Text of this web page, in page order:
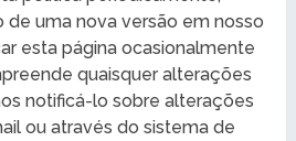
uma nova versão em nosso
esta página ocasionalmente
quaisquer alterações
notificá-lo sobre alterações
ou através do sistema de